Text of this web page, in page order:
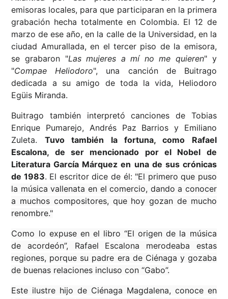
emisoras locales, para que participaran en la primera
grabación hecha totalmente en Colombia. El 12 de
marzo de ese año, en la calle de la Universidad, en la
ciudad Amurallada, en el tercer piso de la emisora,
se grabaron "Las mujeres a mí no me quieren" y
"Compae Heliodoro", una canción de Buitrago
dedicada a su amigo de toda la vida, Heliodoro
Egüis Miranda.
Buitrago también interpretó canciones de Tobias
Enrique Pumarejo, Andrés Paz Barrios y Emiliano
Zuleta. Tuvo también la fortuna, como Rafael
Escalona, de ser mencionado por el Nobel de
Literatura García Márquez en una de sus crónicas
de 1983. El escritor dice de él: "El primero que puso
la música vallenata en el comercio, dando a conocer
a muchos compositores, que hoy gozan de mucho
renombre."
Como lo expuse en el libro “El origen de la música
de acordeón”, Rafael Escalona merodeaba estas
regiones, porque su padre era de Ciénaga y gozaba
de buenas relaciones incluso con “Gabo”.
Este ilustre hijo de Ciénaga Magdalena, conoce en